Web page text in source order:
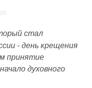
стал
- день крещения
принятие
духовного